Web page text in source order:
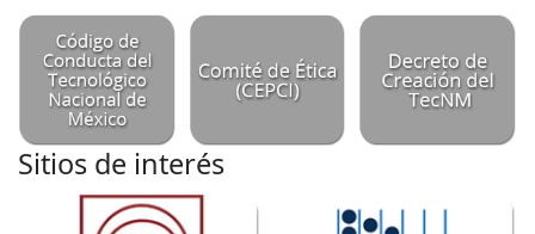
Sitios de interés